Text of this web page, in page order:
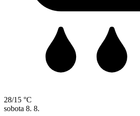
28/15 °C
sobota 8. 8.